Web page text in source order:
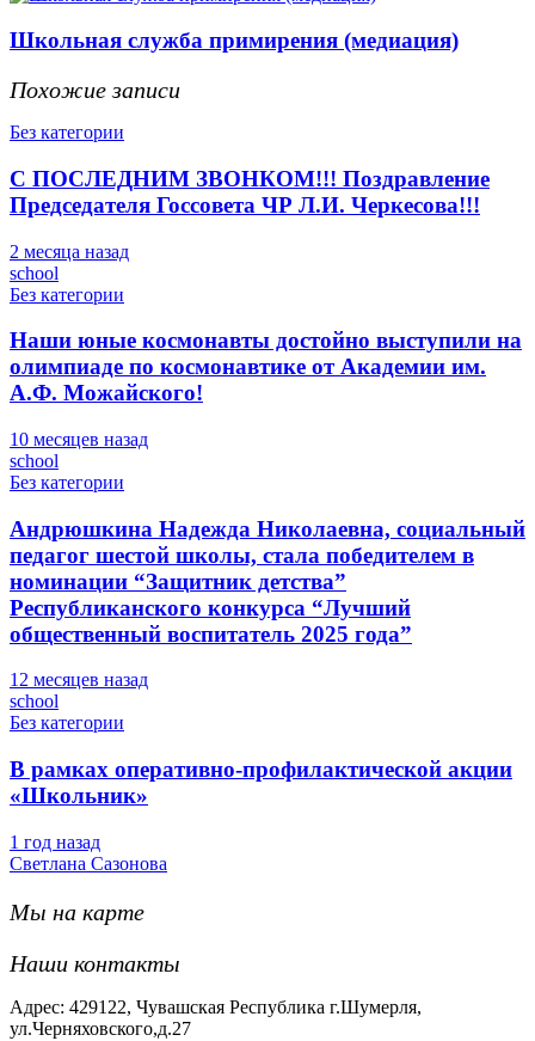
Школьная служба примирения (медиация)
Похожие записи
Без категории
С ПОСЛЕДНИМ ЗВОНКОМ!!! Поздравление
Председателя Госсовета ЧР Л.И. Черкесова!!!
2 месяца назад
school
Без категории
Наши юные космонавты достойно выступили на
олимпиаде по космонавтике от Академии им.
А.Ф. Можайского!
10 месяцев назад
school
Без категории
Андрюшкина Надежда Николаевна, социальный
педагог шестой школы, стала победителем в
номинации “Защитник детства”
Республиканского конкурса “Лучший
общественный воспитатель 2025 года”
12 месяцев назад
school
Без категории
В рамках оперативно-профилактической акции
«Школьник»
1 год назад
Светлана Сазонова
Мы на карте
Наши контакты
Адрес: 429122, Чувашская Республика г.Шумерля,
ул.Черняховского,д.27